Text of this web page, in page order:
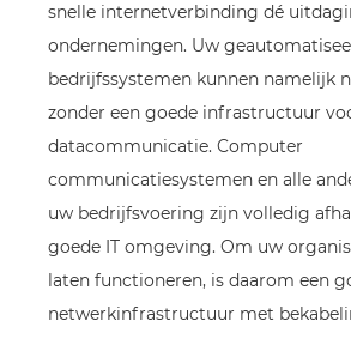
snelle internetverbinding dé
ondernemingen. Uw
bedrijfssystemen kunnen namelijk
zonder een goede infrastructuur
datacommunicatie. Computer
communicatiesystemen en alle
uw bedrijfsvoering zijn volledig
goede IT omgeving. Om uw
laten functioneren, is daarom een
netwerkinfrastructuur met